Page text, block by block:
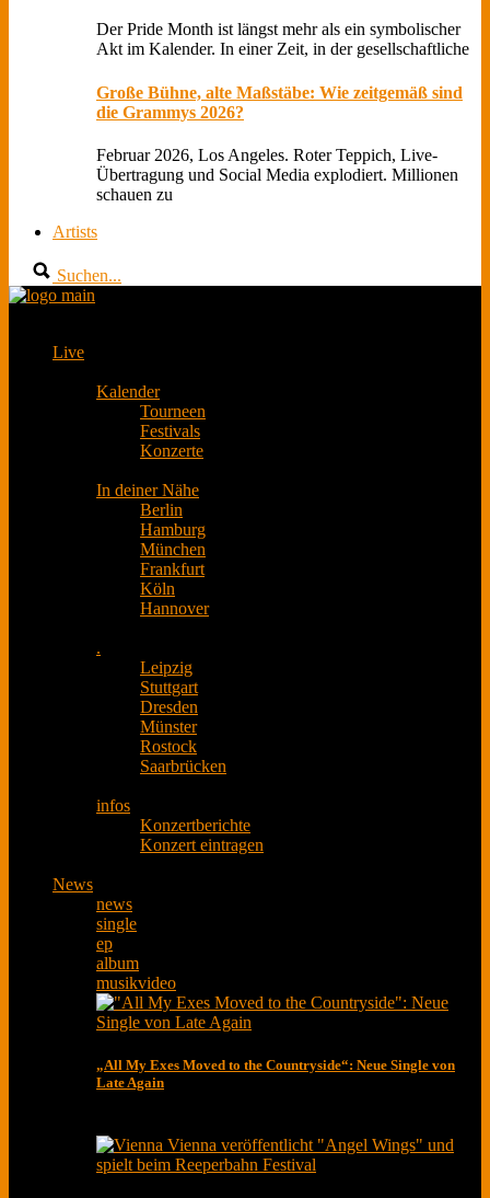
Der Pride Month ist längst mehr als ein symbolischer
Akt im Kalender. In einer Zeit, in der gesellschaftliche
Große Bühne, alte Maßstäbe: Wie zeitgemäß sind
die Grammys 2026?
Februar 2026, Los Angeles. Roter Teppich, Live-
Übertragung und Social Media explodiert. Millionen
schauen zu
Artists
Suchen...
Live
Kalender
Tourneen
Festivals
Konzerte
In deiner Nähe
Berlin
Hamburg
München
Frankfurt
Köln
Hannover
.
Leipzig
Stuttgart
Dresden
Münster
Rostock
Saarbrücken
infos
Konzertberichte
Konzert eintragen
News
news
single
ep
album
musikvideo
„All My Exes Moved to the Countryside“: Neue Single von
Late Again